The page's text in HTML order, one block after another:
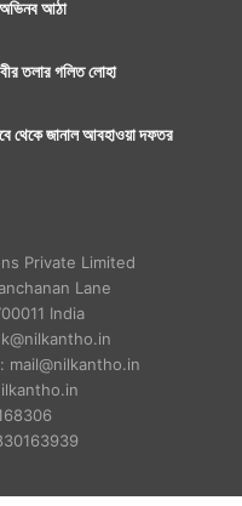
অভিনব আঠা
তলার গলিত লোহা
থেকে জানাল আবহাওয়া দফতর
Private Limited
Lane
India
mail@nilkantho.in